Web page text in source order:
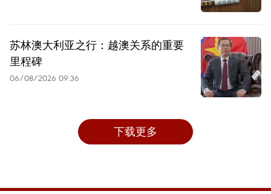
苏林澳大利亚之行：越澳关系的重要
里程碑
06/08/2026 09:36
下载更多